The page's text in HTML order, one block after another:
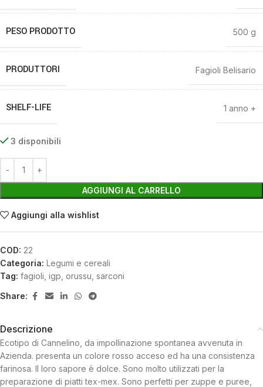
PESO PRODOTTO 500 g
PRODUTTORI Fagioli Belisario
SHELF-LIFE 1 anno +
3 disponibili
AGGIUNGI AL CARRELLO
Aggiungi alla wishlist
COD: 22
Categoria: Legumi e cereali
Tag: fagioli igp orussu sarconi
Share:
Descrizione
Ecotipo di Cannelino, da impollinazione spontanea avvenuta in
Azienda. presenta un colore rosso acceso ed ha una consistenza
farinosa. Il loro sapore è dolce. Sono molto utilizzati per la
preparazione di piatti tex-mex. Sono perfetti per zuppe e puree,